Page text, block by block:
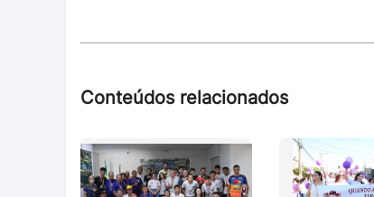
Conteúdos relacionados